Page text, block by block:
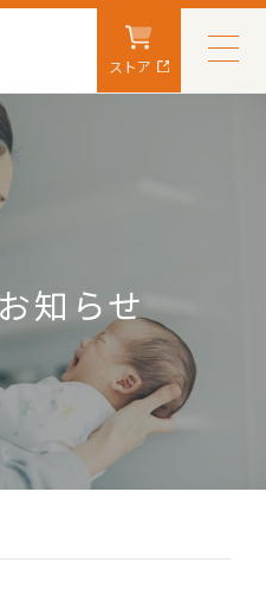
ストア
知らせ